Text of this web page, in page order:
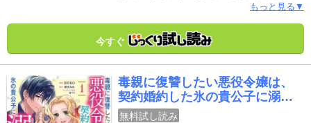
ど……もう遠慮する必要はない!セレナは我慢
姿――ナルシストでちょっぴり性格に難あり
な自分を取り戻していく。すると、女嫌いで
もっと見る▼
今すぐ
毒親に復讐したい悪役令嬢は、
契約婚約した氷の貴公子に溺愛
される(コミック)
無料試し読み